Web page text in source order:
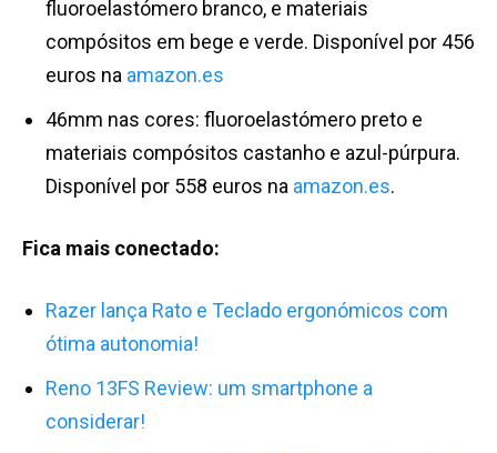
fluoroelastómero branco, e materiais
compósitos em bege e verde. Disponível por 456
euros na amazon.es
46mm nas cores: fluoroelastómero preto e
materiais compósitos castanho e azul-púrpura.
Disponível por 558 euros na amazon.es.
Fica mais conectado:
Razer lança Rato e Teclado ergonómicos com
ótima autonomia!
Reno 13FS Review: um smartphone a
considerar!